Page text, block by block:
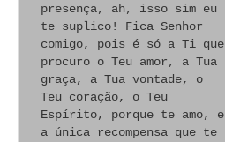
presença, ah, isso sim eu
te suplico! Fica Senhor
comigo, pois é só a Ti que
procuro o Teu amor, a Tua
graça, a Tua vontade, o
Teu coração, o Teu
Espírito, porque te amo, e
a única recompensa que te